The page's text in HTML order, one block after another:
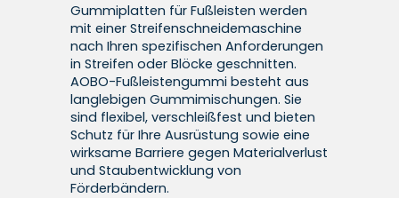
Gummiplatten für Fußleisten werden
mit einer Streifenschneidemaschine
nach Ihren spezifischen Anforderungen
in Streifen oder Blöcke geschnitten.
AOBO-Fußleistengummi besteht aus
langlebigen Gummimischungen. Sie
sind flexibel, verschleißfest und bieten
Schutz für Ihre Ausrüstung sowie eine
wirksame Barriere gegen Materialverlust
und Staubentwicklung von
Förderbändern.